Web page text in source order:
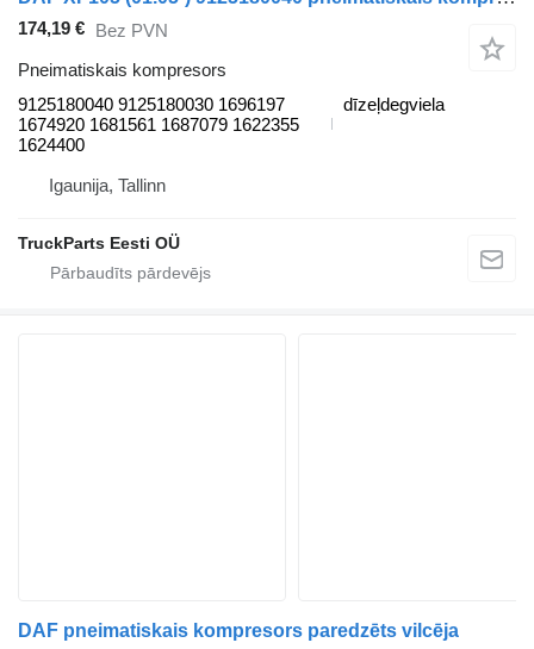
174,19 € Bez PVN
Pneimatiskais kompresors
9125180040 9125180030 1696197
1674920 1681561 1687079 1622355
1624400
dīzeļdegviela
Igaunija, Tallinn
TruckParts Eesti OÜ
DAF pneimatiskais kompresors paredzēts vilcēja